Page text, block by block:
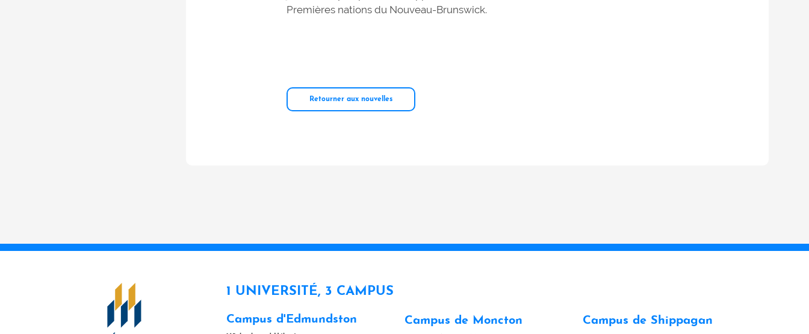
Premières nations du Nouveau-Brunswick.
Retourner aux nouvelles
1 UNIVERSITÉ, 3 CAMPUS
Campus d'Edmundston Campus de Moncton Campus de Shippagan